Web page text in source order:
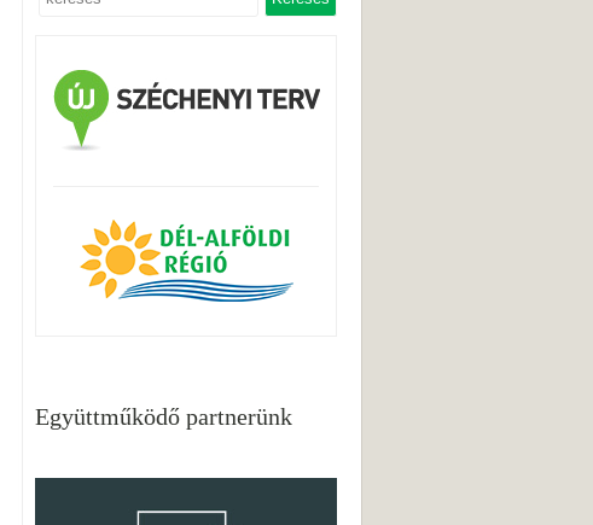
Együttműködő partnerünk